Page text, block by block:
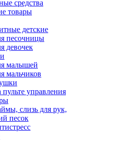
средства
товары
детские
песочницы
девочек
малышей
мальчиков
управления
слизь для рук,
песок